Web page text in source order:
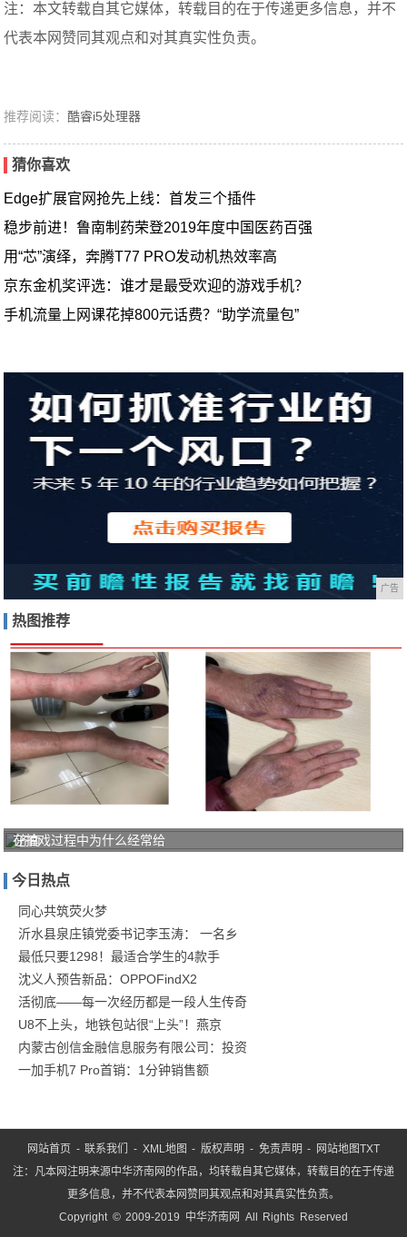
注：本文转载自其它媒体，转载目的在于传递更多信息，并不
代表本网赞同其观点和对其真实性负责。
推荐阅读：酷睿i5处理器
猜你喜欢
Edge扩展官网抢先上线：首发三个插件
稳步前进！鲁南制药荣登2019年度中国医药百强
用“芯”演绎，奔腾T77 PRO发动机热效率高
京东金机奖评选：谁才是最受欢迎的游戏手机？
手机流量上网课花掉800元话费？“助学流量包”
广告
热图推荐
济南
风湿
病医
院"三
阶
在拍戏过程中为什么经常给
今日热点
同心共筑荧火梦
沂水县泉庄镇党委书记李玉涛： 一名乡
最低只要1298！最适合学生的4款手
沈义人预告新品：OPPOFindX2
活彻底——每一次经历都是一段人生传奇
U8不上头，地铁包站很“上头”！燕京
内蒙古创信金融信息服务有限公司：投资
一加手机7 Pro首销：1分钟销售额
网站首页 -联系我们 - XML地图 -版权声明 - 免责声明 - 网站地图TXT
注：凡本网注明来源中华济南网的作品，均转载自其它媒体，转载目的在于传递
更多信息，并不代表本网赞同其观点和对其真实性负责。
Copyright © 2009-2019 中华济南网 All Rights Reserved